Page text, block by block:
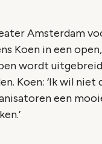
Amsterdam
Koen in een
wordt
Koen: ‘Ik wil niet
een